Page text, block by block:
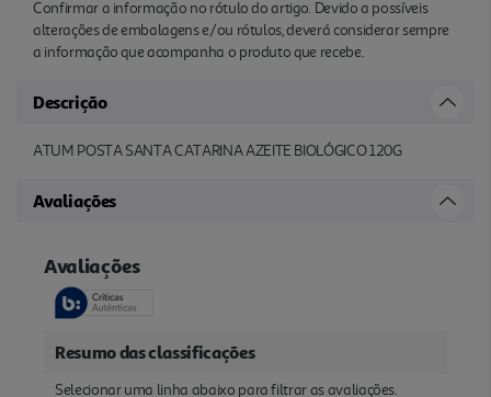
Confirmar a informação no rótulo do artigo. Devido a possíveis
alterações de embalagens e/ou rótulos, deverá considerar sempre
a informação que acompanha o produto que recebe.
Descrição
ATUM POSTA SANTA CATARINA AZEITE BIOLÓGICO 120G
Avaliações